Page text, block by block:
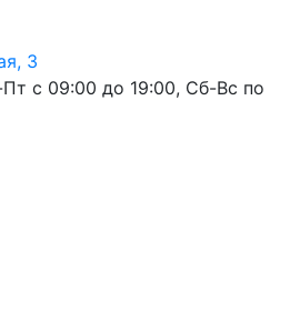
3
с 09:00 до 19:00, Сб-Вс по